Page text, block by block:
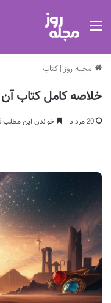
مجله روز | کتاب
خلاصه کامل کتاب
20 مرداد خواندن این مطلب 16 دقیقه زمان میبرد